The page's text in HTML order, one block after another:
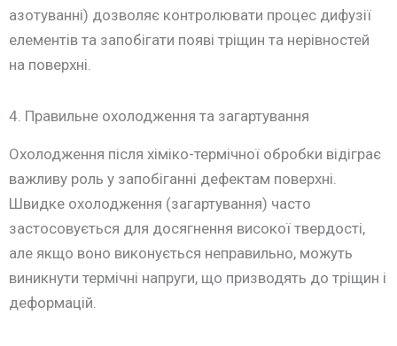
азотуванні) дозволяє контролювати процес дифузії
елементів та запобігати появі тріщин та нерівностей
на поверхні.
4. Правильне охолодження та загартування
Охолодження після хіміко-термічної обробки відіграє
важливу роль у запобіганні дефектам поверхні.
Швидке охолодження (загартування) часто
застосовується для досягнення високої твердості,
але якщо воно виконується неправильно, можуть
виникнути термічні напруги, що призводять до тріщин і
деформацій.